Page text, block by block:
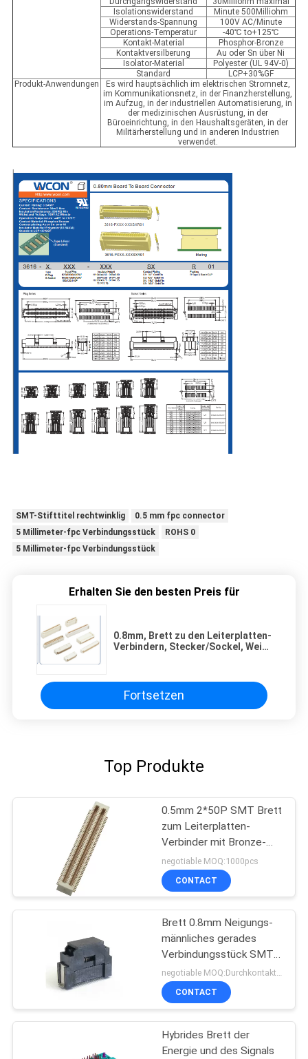
Isolationswiderstand
Minute 500Milliohm
Widerstands-Spannung
100V AC/Minute
Operations-Temperatur
-40℃ to+125℃
Kontakt-Material
Phosphor-Bronze
Kontaktversilberung
Au oder Sn über Ni
Isolator-Material
Polyester (UL 94V-0)
Standard
LCP+30%GF
Produkt-Anwendungen
Es wird hauptsächlich im elektrischen Stromnetz,
im Kommunikationsnetz, in der Finanzherstellung,
im Aufzug, in der industriellen Automatisierung, in
der medizinischen Ausrüstung, in der
Büroeinrichtung, in den Haushaltsgeräten, in der
Militärherstellung und in anderen Industrien
verwendet.
SMT-Stifttitel rechtwinklig
0.5 mm fpc connector
5 Millimeter-fpc Verbindungsstück
ROHS 0
5 Millimeter-fpc Verbindungsstück
Erhalten Sie den besten Preis für
0.8mm, Brett zu den Leiterplatten-
Verbindern, Stecker/Sockel, Weiß,
Fortsetzen
Top Produkte
0.5mm 2*50P SMT Brett
zum Leiterplatten-
Verbinder mit Bronze-
Goldblitz Posten
Phosphorpa9t
negotiable MOQ:1000pcs
CONTACT
Brett 0.8mm Neigungs-
männliches gerades
Verbindungsstück SMTs
PA9T UL94V-0, zum von
d-Art zu verschalen
negotiable MOQ:Durchkontaktierung
CONTACT
Hybrides Brett der
Energie und des Signals